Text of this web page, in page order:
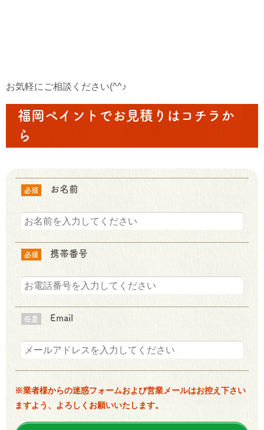
お気軽にご相談ください(^^♪
福岡ペイントでお見積りはコチラか
ら
必須 お名前
必須 携帯番号
任意 Email
※業者様からの迷惑フォームおよび営業メールはお控え下さい
ますよう、よろしくお願いいたします。